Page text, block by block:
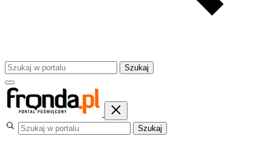
Szukaj
Szukaj